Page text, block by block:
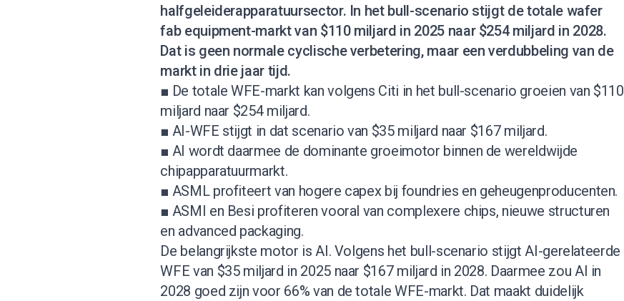
halfgeleiderapparatuursector. In het bull-scenario stijgt de totale wafer
fab equipment-markt van $110 miljard in 2025 naar $254 miljard in 2028.
Dat is geen normale cyclische verbetering, maar een verdubbeling van de
markt in drie jaar tijd.
■ De totale WFE-markt kan volgens Citi in het bull-scenario groeien van $110
miljard naar $254 miljard.
■ AI-WFE stijgt in dat scenario van $35 miljard naar $167 miljard.
■ AI wordt daarmee de dominante groeimotor binnen de wereldwijde
chipapparatuurmarkt.
■ ASML profiteert van hogere capex bij foundries en geheugenproducenten.
■ ASMI en Besi profiteren vooral van complexere chips, nieuwe structuren
en advanced packaging.
De belangrijkste motor is AI. Volgens het bull-scenario stijgt AI-gerelateerde
WFE van $35 miljard in 2025 naar $167 miljard in 2028. Daarmee zou AI in
2028 goed zijn voor 66% van de totale WFE-markt. Dat maakt duidelijk